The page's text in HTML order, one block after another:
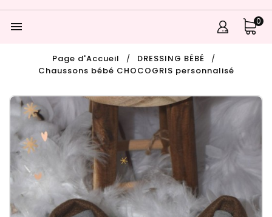
 0
Page d'Accueil
DRESSING BÉBÉ
Chaussons bébé CHOCOGRIS personnalisé